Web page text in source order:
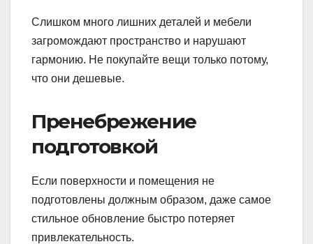
Слишком много лишних деталей и мебели
загромождают пространство и нарушают
гармонию. Не покупайте вещи только потому,
что они дешевые.
Пренебрежение
подготовкой
Если поверхности и помещения не
подготовлены должным образом, даже самое
стильное обновление быстро потеряет
привлекательность.